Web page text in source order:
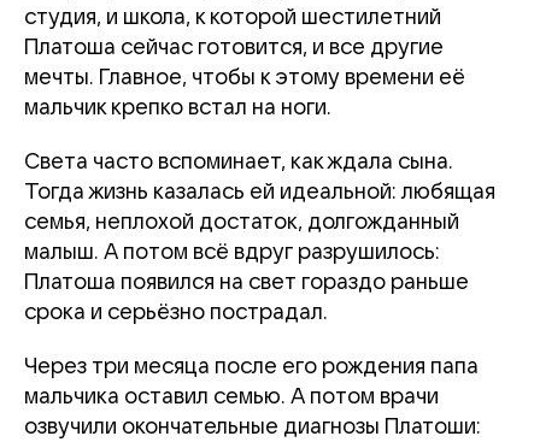
студия, и школа, к которой шестилетний
Платоша сейчас готовится, и все другие
мечты. Главное, чтобы к этому времени её
мальчик крепко встал на ноги.
Света часто вспоминает, как ждала сына.
Тогда жизнь казалась ей идеальной: любящая
семья, неплохой достаток, долгожданный
малыш. А потом всё вдруг разрушилось:
Платоша появился на свет гораздо раньше
срока и серьёзно пострадал.
Через три месяца после его рождения папа
мальчика оставил семью. А потом врачи
озвучили окончательные диагнозы Платоши: